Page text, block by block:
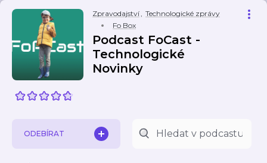
Zpravodajství, Technologické zprávy
Fo Box
Podcast FoCast -
Technologické
Novinky
ODEBÍRAT